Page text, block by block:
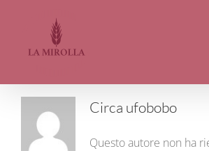
contenuto
Circa ufobobo
Questo autore non ha